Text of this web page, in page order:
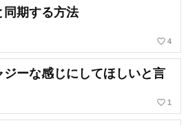
同期する方法
favorite_border 4
ジーな感じにしてほしいと言
favorite_border 1